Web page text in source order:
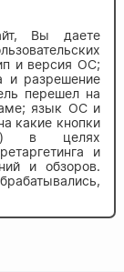
Вы даете
и версия ОС;
и разрешение
перешел на
язык ОС и
какие кнопки
в целях
и
и обзоров.